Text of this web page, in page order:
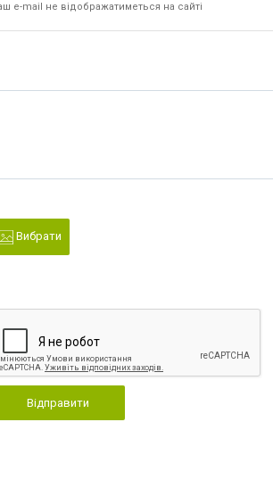
e-mail не відображатиметься на сайті
Вибрати
Відправити